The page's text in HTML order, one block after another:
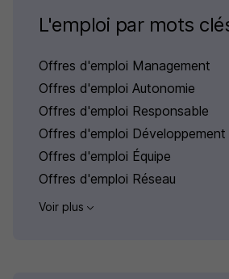
L'emploi par mots
Offres d'emploi Management
Offres d'emploi Autonomie
Offres d'emploi Responsable
Offres d'emploi Développement
Offres d'emploi Équipe
Offres d'emploi Réseau
Voir plus